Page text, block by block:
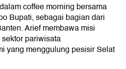
coffee morning bersama
Bupati, sebagai bagian dari
Arief membawa misi
pariwisata
yang menggulung pesisir Selat